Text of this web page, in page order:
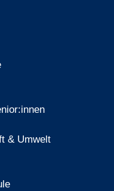
& Umwelt